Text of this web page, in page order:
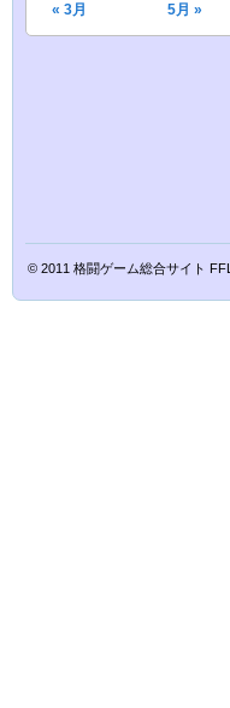
« 3月 5月 »
© 2011 格闘ゲーム総合サイト FFL